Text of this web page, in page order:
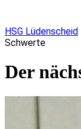
HSG Lüdenscheid
Schwerte
Der